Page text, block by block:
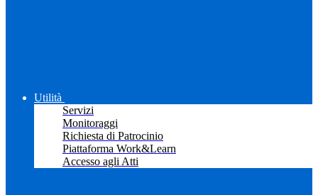
Utilità
Servizi
Monitoraggi
Richiesta di Patrocinio
Piattaforma Work&Learn
Accesso agli Atti